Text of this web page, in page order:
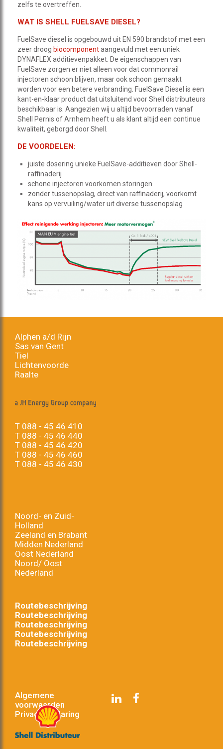
zelfs te overtreffen.
WAT IS SHELL FUELSAVE DIESEL?
FuelSave diesel is opgebouwd uit EN 590 brandstof met een
zeer droog biocomponentaangevuld met een uniek
DYNAFLEX additievenpakket. De eigenschappen van
FuelSave zorgen er niet alleen voor dat commonrail
injectoren schoon blijven, maar ook schoon gemaakt
worden voor een betere verbranding. FuelSave Diesel is een
kant-en-klaar product dat uitsluitend voor Shell distributeurs
beschikbaar is. Aangezien wij u altijd bevoorraden vanaf
Shell Pernis of Arnhem heeft u als klant altijd een continue
kwaliteit, geborgd door Shell.
DE VOORDELEN:
juiste dosering unieke FuelSave-additieven door Shell-
raffinaderij
schone injectoren voorkomen storingen
zonder tussenopslag, direct van raffinaderij, voorkomt
kans op vervuiling/water uit diverse tussenopslag
Alphen a/d Rijn
Sas van Gent
Tiel
Lichtenvoorde
Raalte
T 088 - 45 46 410
T 088 - 45 46 440
T 088 - 45 46 420
T 088 - 45 46 460
T 088 - 45 46 430
Noord- en Zuid-
Holland
Zeeland en Brabant
Midden Nederland
Oost Nederland
Noord/ Oost
Nederland
Routebeschrijving
Routebeschrijving
Routebeschrijving
Routebeschrijving
Routebeschrijving
Algemene
voorwaarden
Privacyverklaring